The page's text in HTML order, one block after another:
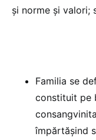
și norme și valori;
Familia se
constituit pe
împărtășind